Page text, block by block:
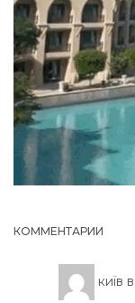
КОММЕНТАРИИ
київ в